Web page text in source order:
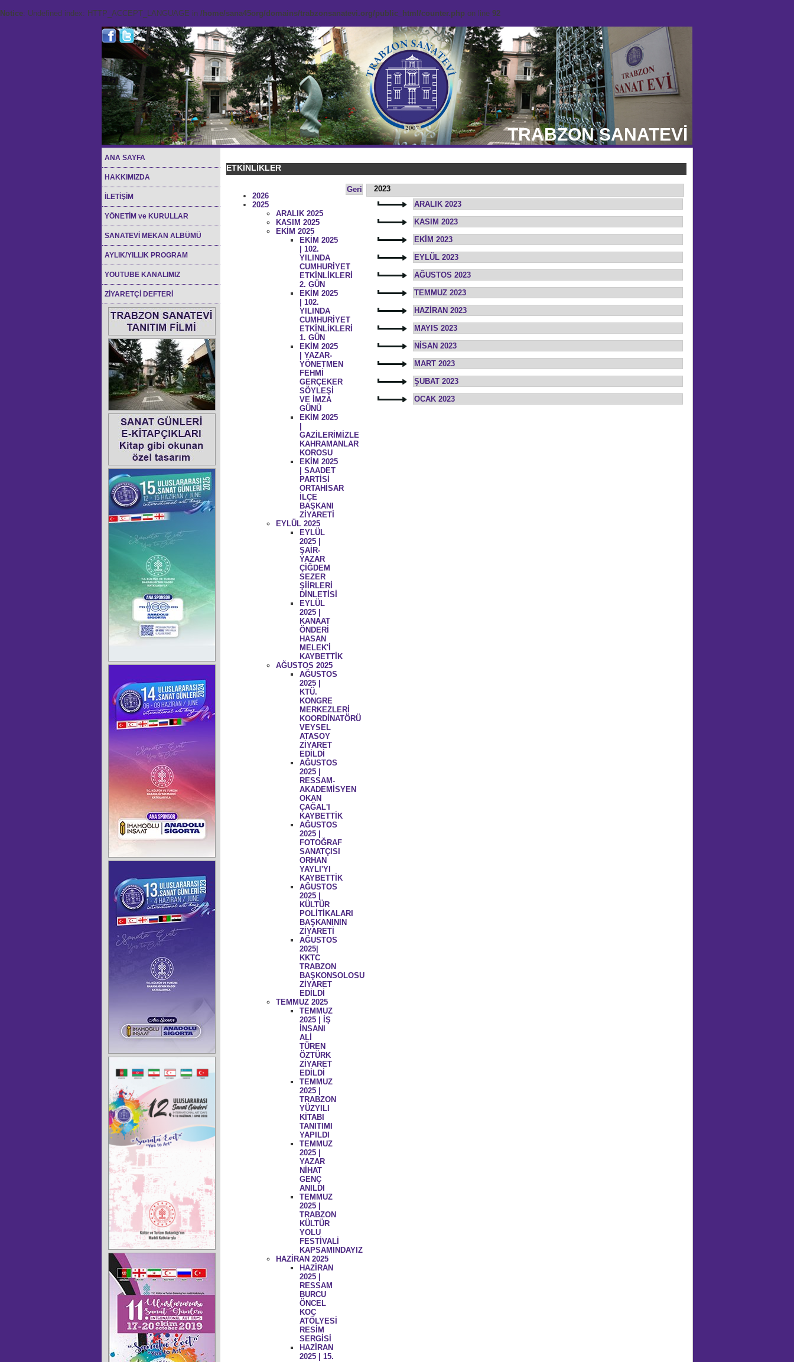
Notice: Undefined index: HTTP_ACCEPT_LANGUAGE in /home/sana45org/domains/trabzonsanatevi.org/public_html/counter.php on line 92
TRABZON SANATEVİ
ANA SAYFA
HAKKIMIZDA
İLETİŞİM
YÖNETİM ve KURULLAR
SANATEVİ MEKAN ALBÜMÜ
AYLIK/YILLIK PROGRAM
YOUTUBE KANALIMIZ
ZİYARETÇİ DEFTERİ
ETKİNLİKLER
Geri
2023
ARALIK 2023
KASIM 2023
EKİM 2023
EYLÜL 2023
AĞUSTOS 2023
TEMMUZ 2023
HAZİRAN 2023
MAYIS 2023
NİSAN 2023
MART 2023
ŞUBAT 2023
OCAK 2023
2026
2025
ARALIK 2025
KASIM 2025
EKİM 2025
EKİM 2025
| 102.
YILINDA
CUMHURİYET
ETKİNLİKLERİ
2. GÜN
EKİM 2025
| 102.
YILINDA
CUMHURİYET
ETKİNLİKLERİ
1. GÜN
EKİM 2025
| YAZAR-
YÖNETMEN
FEHMİ
GERÇEKER
SÖYLEŞİ
VE İMZA
GÜNÜ
EKİM 2025
GAZİLERİMİZLE
KAHRAMANLAR
KOROSU
EKİM 2025
| SAADET
PARTİSİ
ORTAHİSAR
İLÇE
BAŞKANI
ZİYARETİ
EYLÜL 2025
EYLÜL
2025 |
ŞAİR-
YAZAR
ÇİĞDEM
SEZER
ŞİİRLERİ
DİNLETİSİ
EYLÜL
2025 |
KANAAT
ÖNDERİ
HASAN
MELEK'İ
KAYBETTİK
AĞUSTOS 2025
AĞUSTOS
2025 |
KTÜ.
KONGRE
MERKEZLERİ
KOORDİNATÖRÜ
VEYSEL
ATASOY
ZİYARET
EDİLDİ
AĞUSTOS
2025 |
RESSAM-
AKADEMİSYEN
OKAN
ÇAĞAL'I
KAYBETTİK
AĞUSTOS
2025 |
FOTOĞRAF
SANATÇISI
ORHAN
YAYLI'YI
KAYBETTİK
AĞUSTOS
2025 |
KÜLTÜR
POLİTİKALARI
BAŞKANININ
ZİYARETİ
AĞUSTOS
2025|
KKTC
TRABZON
BAŞKONSOLOSU
ZİYARET
EDİLDİ
TEMMUZ 2025
TEMMUZ
2025 | İŞ
İNSANI
ALİ
TÜREN
ÖZTÜRK
ZİYARET
EDİLDİ
TEMMUZ
2025 |
TRABZON
YÜZYILI
KİTABI
TANITIMI
YAPILDI
TEMMUZ
2025 |
YAZAR
NİHAT
GENÇ
ANILDI
TEMMUZ
2025 |
TRABZON
KÜLTÜR
YOLU
FESTİVALİ
KAPSAMINDAYIZ
HAZİRAN 2025
HAZİRAN
2025 |
RESSAM
BURCU
ÖNCEL
KOÇ
ATÖLYESİ
RESİM
SERGİSİ
HAZİRAN
2025 | 15.